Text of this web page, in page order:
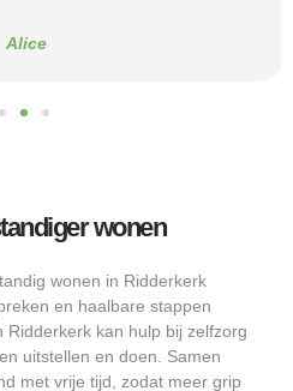
Alice
wonen
wonen in Ridderkerk
en haalbare stappen
Ridderkerk kan hulp bij zelfzorg
uitstellen en doen. Samen
met vrije tijd, zodat meer grip